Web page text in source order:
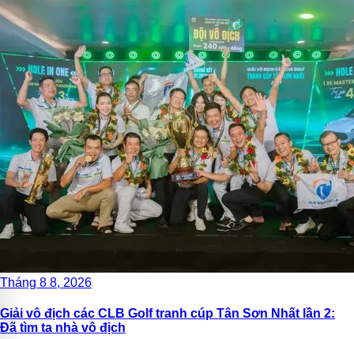
Tháng 8 8, 2026
Giải vô địch các CLB Golf tranh cúp Tân Sơn Nhất lần 2:
Đã tìm ta nhà vô địch